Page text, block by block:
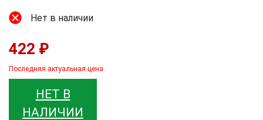
Нет в наличии
422 ₽
Последняя актуальная цена
НЕТ В
НАЛИЧИИ